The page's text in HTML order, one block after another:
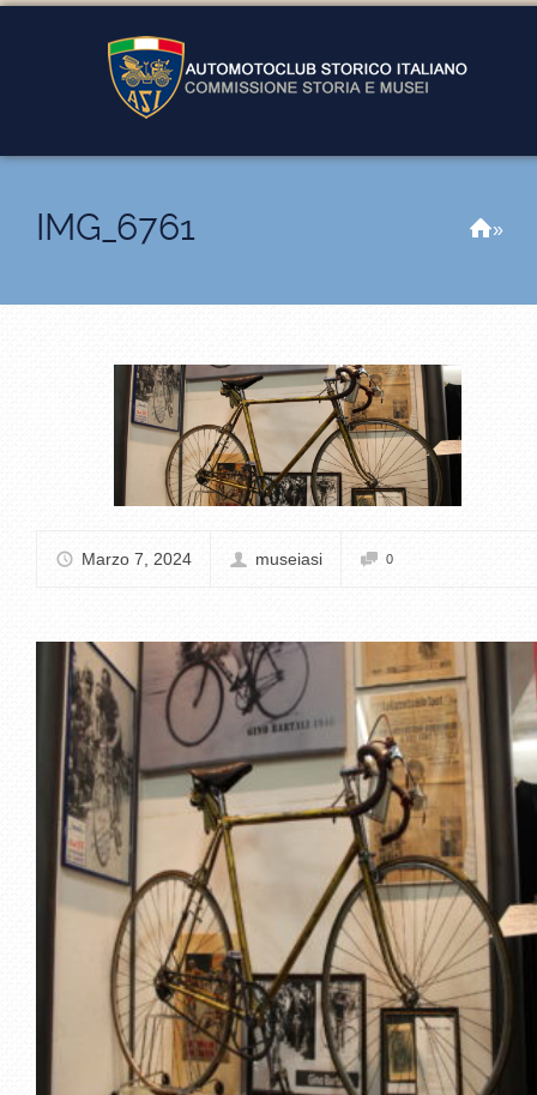
IMG_6761 »
Marzo 7, 2024 museiasi 0